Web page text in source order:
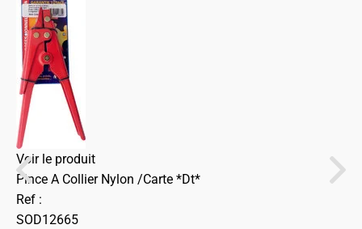
Voir le produit
Pince A Collier Nylon /Carte *Dt*
Ref :
SOD12665